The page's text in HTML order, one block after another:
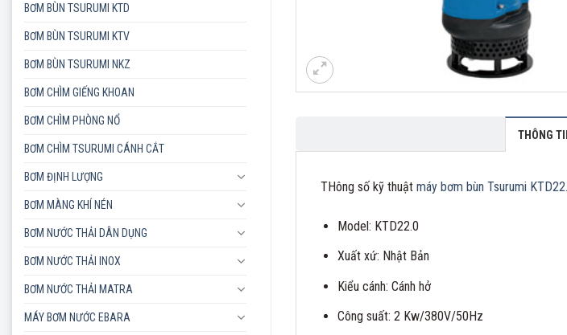
BƠM BÙN TSURUMI KTD
BƠM BÙN TSURUMI KTV
BƠM BÙN TSURUMI NKZ
BƠM CHÌM GIẾNG KHOAN
BƠM CHÌM PHÒNG NỔ
BƠM CHÌM TSURUMI CÁNH CẮT
BƠM ĐỊNH LƯỢNG
BƠM MÀNG KHÍ NÉN
BƠM NƯỚC THẢI DÂN DỤNG
BƠM NƯỚC THẢI INOX
BƠM NƯỚC THẢI MATRA
MÁY BƠM NƯỚC EBARA
THÔNG
THông số kỹ thuật máy bơm bùn Tsurumi
Model: KTD22.0
Xuất xứ: Nhật Bản
Kiểu cánh: Cánh hở
Công suất: 2 Kw/380V/50Hz